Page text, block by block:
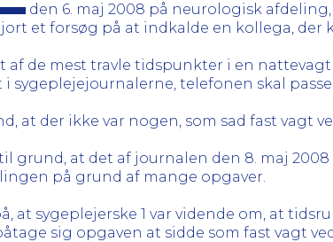
den 6. maj 2008 på neurologisk
et forsøg på at indkalde en kollega, der
af de mest travle tidspunkter i en
i sygeplejejournalerne, telefonen skal
at der ikke var nogen, som sad fast vagt
grund, at det af journalen den 8. maj
på grund af mange opgaver.
at sygeplejerske 1 var vidende om, at
sig opgaven at sidde som fast vagt